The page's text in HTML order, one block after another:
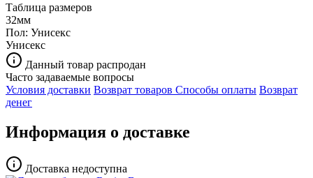
Таблица размеров
32мм
Пол: Унисекс
Унисекс
Данный товар распродан
Часто задаваемые вопросы
Условия доставки Возврат товаров Способы оплаты Возврат
денег
Информация о доставке
Доставка недоступна